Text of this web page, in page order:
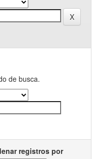
de busca.
registros por